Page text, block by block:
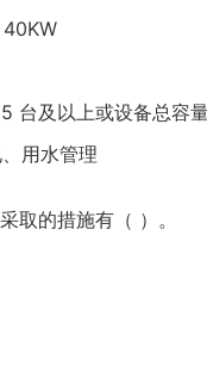
40KW
5 台及以上或设备总
用水管理
取的措施有（ ）。